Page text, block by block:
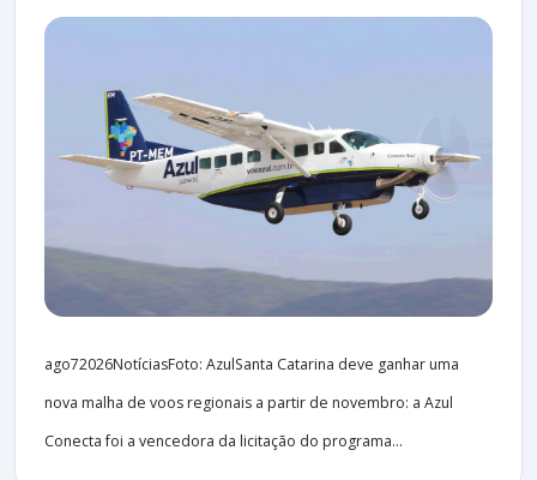
ago72026NotíciasFoto: AzulSanta Catarina deve ganhar uma
nova malha de voos regionais a partir de novembro: a Azul
Conecta foi a vencedora da licitação do programa...